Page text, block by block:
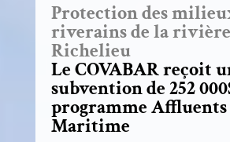
Protection des
riverains de la rivière
Richelieu
Le COVABAR reçoit
subvention de 252
programme Affluents
Maritime